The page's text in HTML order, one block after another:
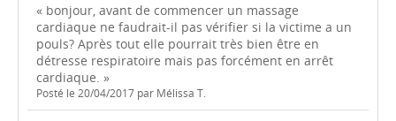
« bonjour, avant de commencer un massage
cardiaque ne faudrait-il pas vérifier si la victime a un
pouls? Après tout elle pourrait très bien être en
détresse respiratoire mais pas forcément en arrêt
cardiaque. »
Posté le 20/04/2017 par Mélissa T.